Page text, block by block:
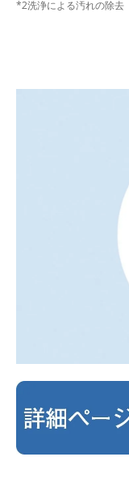
*2洗浄による汚れの除去